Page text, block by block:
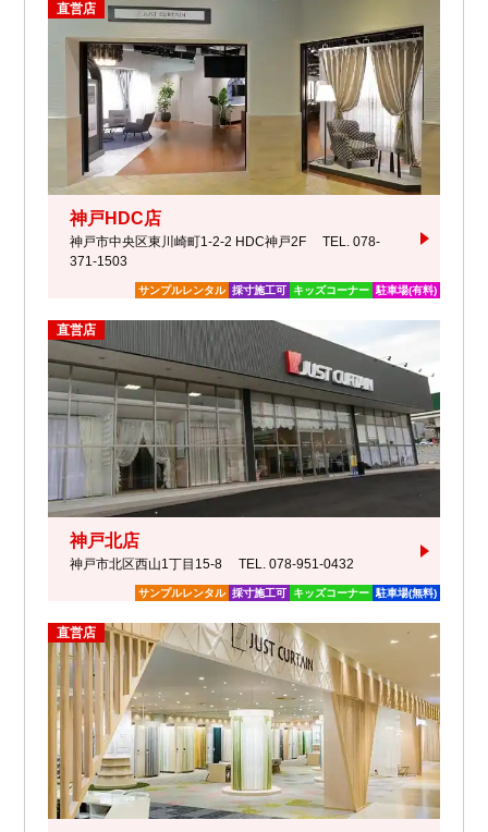
直営店
神戸HDC店
神戸市中央区東川崎町1-2-2 HDC神戸2F
TEL. 078-
371-1503
サンプルレンタル 採寸施工可 キッズコーナー 駐車場(有料)
直営店
神戸北店
神戸市北区西山1丁目15-8 TEL. 078-951-0432
サンプルレンタル 採寸施工可 キッズコーナー 駐車場(無料)
直営店